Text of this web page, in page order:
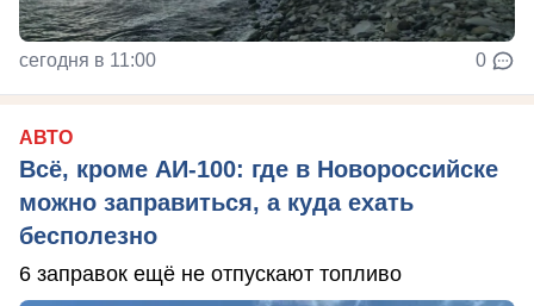
сегодня в 11:00 0
АВТО
Всё, кроме АИ-100: где в Новороссийске
можно заправиться, а куда ехать
бесполезно
6 заправок ещё не отпускают топливо